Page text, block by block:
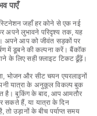
पाएँ
जहाँ हर कोने से एक नई
अपने लुभावने परिदृश्य तक, यह
अपने आप को जीवंत सड़कों पर
में डूबने की कल्पना करें। बैंकॉक
के लिए सही फ़्लाइट टिकट ढूँढ़ें।
भोजन और सीट चयन एयरलाइनों
यात्रा के अनुकूल विकल्प बुक
है। बुकिंग के बाद, आप आमतौर
हैं, या यात्रा के दिन
उड़ानों के बीच पर्याप्त समय